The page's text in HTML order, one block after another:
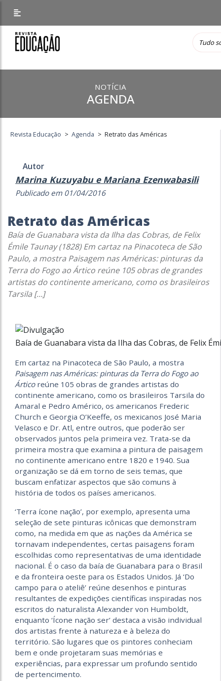
NOTÍCIA
AGENDA
Revista Educação > Agenda > Retrato das Américas
Autor
Marina Kuzuyabu e Mariana Ezenwabasili
Publicado em 01/04/2016
Retrato das Américas
Baía de Guanabara vista da Ilha das Cobras, de Felix
Émile Taunay (1828) Em cartaz na Pinacoteca de São
Paulo, a mostra Paisagem nas Américas: pinturas da
Terra do Fogo ao Ártico reúne 105 obras de grandes
artistas do continente americano, como os brasileiros
Tarsila […]
Baía de Guanabara vista da Ilha das Cobras, de Felix
Em cartaz na Pinacoteca de São Paulo, a mostra
Paisagem nas Américas: pinturas da Terra do Fogo ao
Árticoreúne 105 obras de grandes artistas do
continente americano, como os brasileiros Tarsila do
Amaral e Pedro Américo, os americanos Frederic
Church e Georgia O’Keeffe, os mexicanos José Maria
Velasco e Dr. Atl, entre outros, que poderão ser
observados juntos pela primeira vez. Trata-se da
primeira mostra que examina a pintura de paisagem
no continente americano entre 1820 e 1940. Sua
organização se dá em torno de seis temas, que
buscam enfatizar aspectos que são comuns à
história de todos os países americanos.
‘Terra ícone nação’, por exemplo, apresenta uma
seleção de sete pinturas icônicas que demonstram
como, na medida em que as nações da América se
tornavam independentes, certas paisagens foram
escolhidas como representativas de uma identidade
nacional. É o caso da baía de Guanabara para o Brasil
e da fronteira oeste para os Estados Unidos. Já ‘Do
campo para o ateliê’ reúne desenhos e pinturas
resultantes de expedições científicas inspiradas nos
escritos do naturalista Alexander von Humboldt,
enquanto ‘Ícone nação ser’ destaca a visão individual
dos artistas frente à natureza e à beleza do
território. São lugares que os pintores conheciam
bem e onde projetaram suas memórias e
experiências, para expressar um profundo sentido
de pertencimento.